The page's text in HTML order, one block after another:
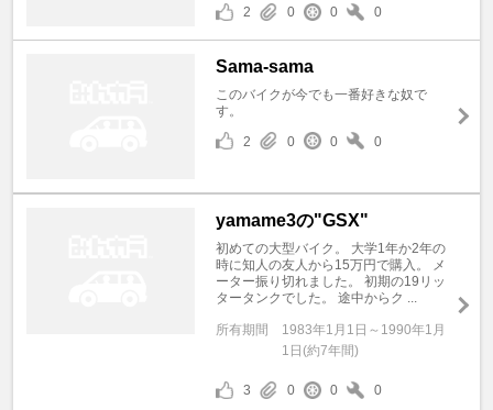
2 0 0 0
Sama-sama
このバイクが今でも一番好きな奴で
す。
2
0 0 0
yamame3の"GSX"
初めての大型バイク。 大学1年か2年の
時に知人の友人から15万円で購入。 メ
ーター振り切れました。 初期の19リッ
タータンクでした。 途中からク ...
所有期間
1983年1月1日～1990年1月
1日(約7年間)
3 0 0 0